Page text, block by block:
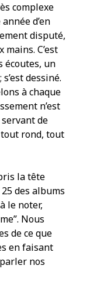
complexe
d’en
disputé,
C’est
écoutes, un
dessiné.
à chaque
n’est
de
rond, tout
la tête
des albums
le noter,
Nous
de ce que
en faisant
nos